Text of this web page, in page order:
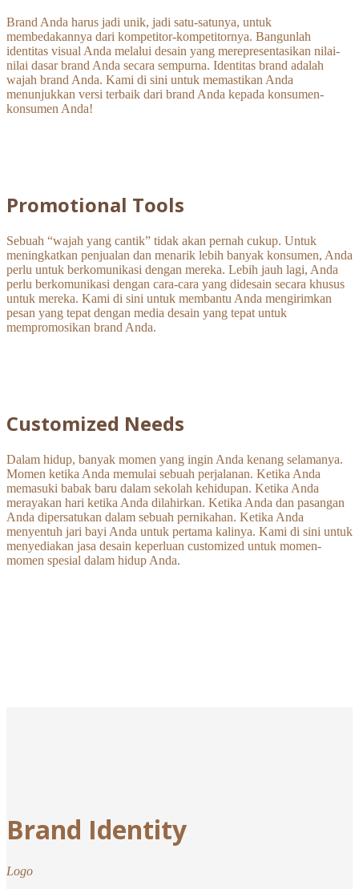
Brand Anda harus jadi unik, jadi satu-satunya, untuk
membedakannya dari kompetitor-kompetitornya. Bangunlah
identitas visual Anda melalui desain yang merepresentasikan nilai-
nilai dasar brand Anda secara sempurna. Identitas brand adalah
wajah brand Anda. Kami di sini untuk memastikan Anda
menunjukkan versi terbaik dari brand Anda kepada konsumen-
konsumen Anda!
Promotional Tools
Sebuah “wajah yang cantik” tidak akan pernah cukup. Untuk
meningkatkan penjualan dan menarik lebih banyak konsumen, Anda
perlu untuk berkomunikasi dengan mereka. Lebih jauh lagi, Anda
perlu berkomunikasi dengan cara-cara yang didesain secara khusus
untuk mereka. Kami di sini untuk membantu Anda mengirimkan
pesan yang tepat dengan media desain yang tepat untuk
mempromosikan brand Anda.
Customized Needs
Dalam hidup, banyak momen yang ingin Anda kenang selamanya.
Momen ketika Anda memulai sebuah perjalanan. Ketika Anda
memasuki babak baru dalam sekolah kehidupan. Ketika Anda
merayakan hari ketika Anda dilahirkan. Ketika Anda dan pasangan
Anda dipersatukan dalam sebuah pernikahan. Ketika Anda
menyentuh jari bayi Anda untuk pertama kalinya. Kami di sini untuk
menyediakan jasa desain keperluan customized untuk momen-
momen spesial dalam hidup Anda.
Brand Identity
Logo